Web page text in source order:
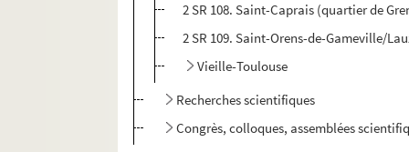
2 SR 108. Saint-Caprais (quartier de
2 SR 109. Saint-Orens-de-Gameville/
Vieille-Toulouse
Recherches scientifiques
Congrès, colloques, assemblées